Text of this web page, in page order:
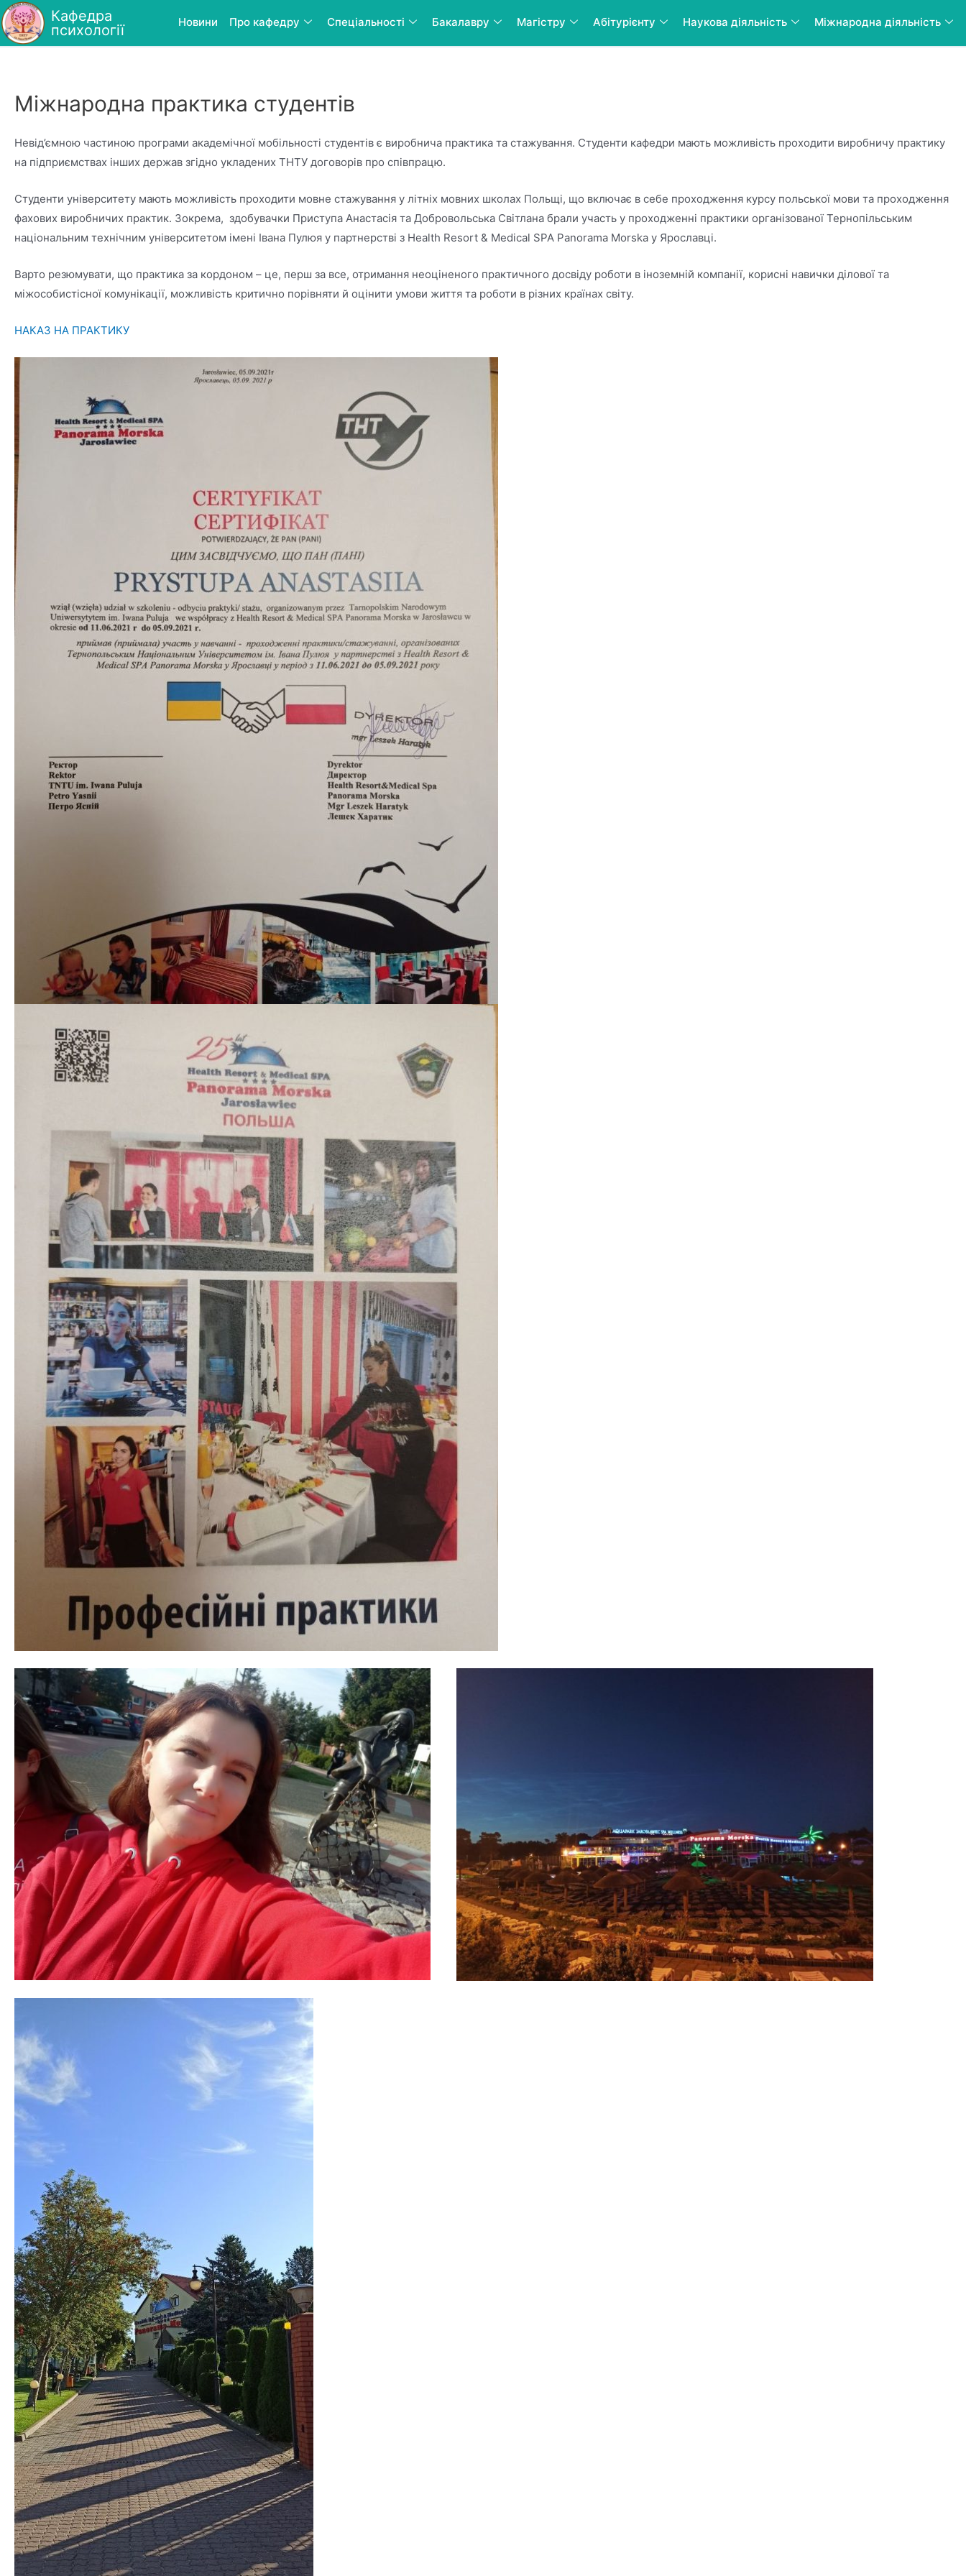
Кафедра
психології
Новини Про кафедру Спеціальності Бакалавру Магістру Абітурієнту Наукова діяльність Міжнародна діяльність
Міжнародна практика студентів
Невід’ємною частиною програми академічної мобільності студентів є виробнича практика та стажування. Студенти кафедри мають можливість проходити виробничу практику
на підприємствах інших держав згідно укладених ТНТУ договорів про співпрацю.
Студенти університету мають можливість проходити мовне стажування у літніх мовних школах Польщі, що включає в себе проходження курсу польської мови та проходження
фахових виробничих практик. Зокрема, здобувачки Приступа Анастасія та Добровольська Світлана брали участь у проходженні практики організованої Тернопільським
національним технічним університетом імені Івана Пулюя у партнерстві з Health Resort & Medical SPA Panorama Morska у Ярославці.
Варто резюмувати, що практика за кордоном – це, перш за все, отримання неоціненого практичного досвіду роботи в іноземній компанії, корисні навички ділової та
міжособистісної комунікації, можливість критично порівняти й оцінити умови життя та роботи в різних країнах світу.
НАКАЗ НА ПРАКТИКУ